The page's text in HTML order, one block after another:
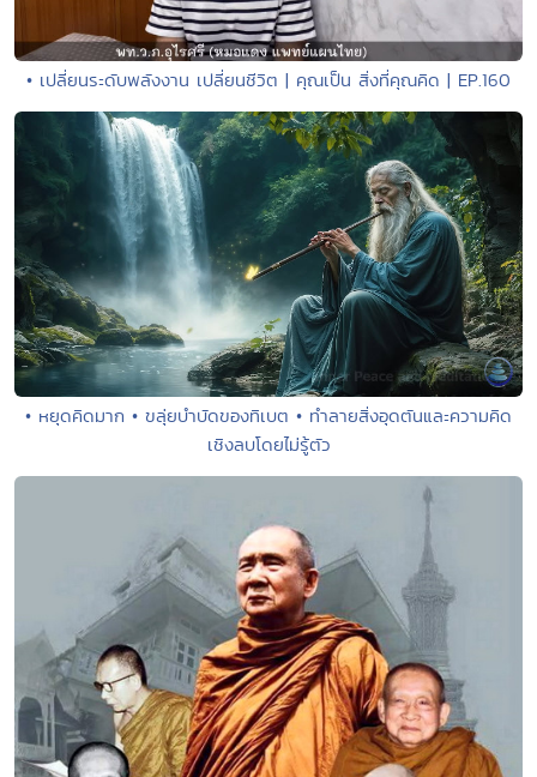
• เปลี่ยนระดับพลังงาน เปลี่ยนชีวิต | คุณเป็น สิ่งที่คุณคิด | EP.160
• หยุดคิดมาก • ขลุ่ยบำบัดของทิเบต • ทำลายสิ่งอุดตันและความคิด
เชิงลบโดยไม่รู้ตัว